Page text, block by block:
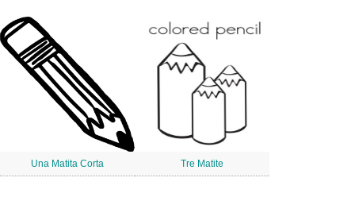
Una Matita Corta Tre Matite